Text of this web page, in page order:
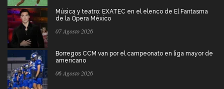
Música y teatro: EXATEC en el elenco de El Fantasma
de la Ópera México
07 Agosto 2026
Borregos CCM van por el campeonato en liga mayor de
americano
06 Agosto 2026